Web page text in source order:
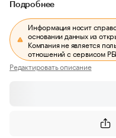
Подробнее
Информация носит
основании данных из
Компания не является
отношений с сервисом
Редактировать описание